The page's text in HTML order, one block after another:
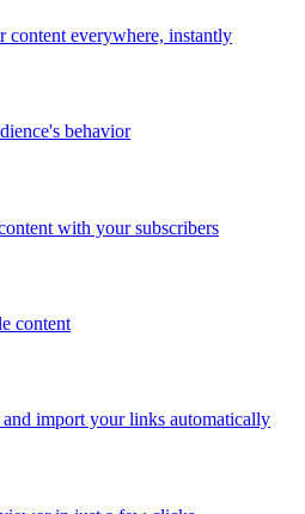
content everywhere, instantly
behavior
with your subscribers
content
import your links automatically